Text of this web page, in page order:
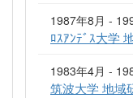
1987年8月 -
ﾛｽｱﾝﾃﾞｽ大学
1983年4月 -
筑波大学 地域